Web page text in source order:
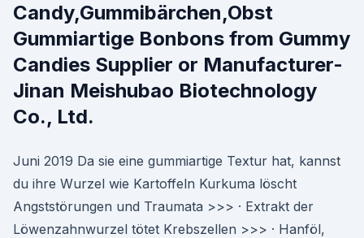
Candy,Gummibärchen,Obst
Gummiartige Bonbons from Gummy
Candies Supplier or Manufacturer-
Jinan Meishubao Biotechnology
Co., Ltd.
Juni 2019 Da sie eine gummiartige Textur hat, kannst
du ihre Wurzel wie Kartoffeln Kurkuma löscht
Angststörungen und Traumata >>> · Extrakt der
Löwenzahnwurzel tötet Krebszellen >>> · Hanföl,